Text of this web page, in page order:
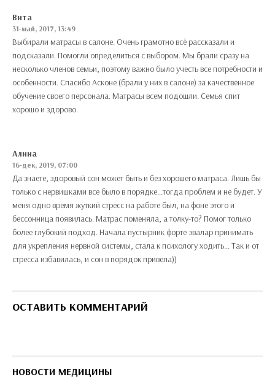
Вита
31-май, 2017, 13:49
Выбирали матрасы в салоне. Очень грамотно всё рассказали и
подсказали. Помогли определиться с выбором. Мы брали сразу на
несколько членов семьи, поэтому важно было учесть все потребности и
особенности. Спасибо Асконе (брали у них в салоне) за качественное
обучение своего персонала. Матрасы всем подошли. Семья спит
хорошо и здорово.
Алина
16-дек, 2019, 07:00
Да знаете, здоровый сон может быть и без хорошего матраса. Лишь бы
только с нервишками все было в порядке...тогда проблем и не будет. У
меня одно время жуткий стресс на работе был, на фоне этого и
бессонница появилась. Матрас поменяла, а толку-то? Помог только
более глубокий подход. Начала пустырник форте эвалар принимать
для укрепления нервной системы, стала к психологу ходить... Так и от
стресса избавилась, и сон в порядок привела))
ОСТАВИТЬ КОММЕНТАРИЙ
НОВОСТИ МЕДИЦИНЫ